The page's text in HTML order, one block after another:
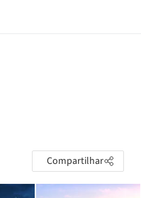
Compartilhar